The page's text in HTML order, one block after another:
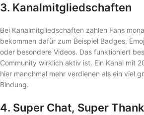
3. Kanalmitgliedschaften
Bei Kanalmitgliedschaften zahlen Fans
bekommen dafür zum Beispiel Badges,
oder besondere Videos. Das funktioniert
Community wirklich aktiv ist. Ein Kanal mit
hier manchmal mehr verdienen als ein viel
Bindung.
4. Super Chat, Super